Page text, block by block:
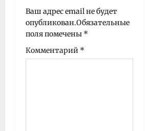
с
и
Ваш адрес email не будет
опубликован.Обязательные
поля помечены *
Комментарий *